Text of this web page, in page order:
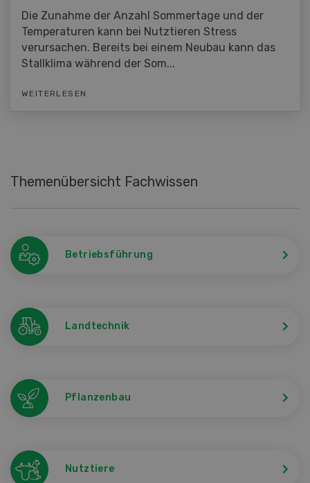
Die Zunahme der Anzahl Sommertage und der
Temperaturen kann bei Nutztieren Stress
verursachen. Bereits bei einem Neubau kann das
Stallklima während der Som...
WEITERLESEN
Themenübersicht Fachwissen
Betriebsführung
Landtechnik
Pflanzenbau
Nutztiere